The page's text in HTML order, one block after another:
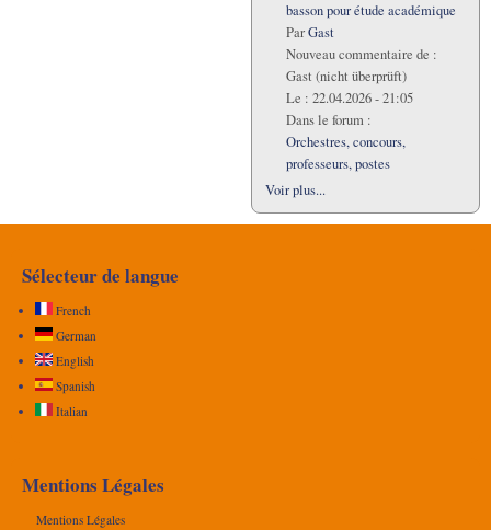
basson pour étude académique
ParGast
Nouveau commentaire de :
Gast (nicht überprüft)
Le : 22.04.2026 - 21:05
Dans le forum :
Orchestres, concours,
professeurs, postes
Voir plus...
Sélecteur de langue
French
German
English
Spanish
Italian
Mentions Légales
Mentions Légales